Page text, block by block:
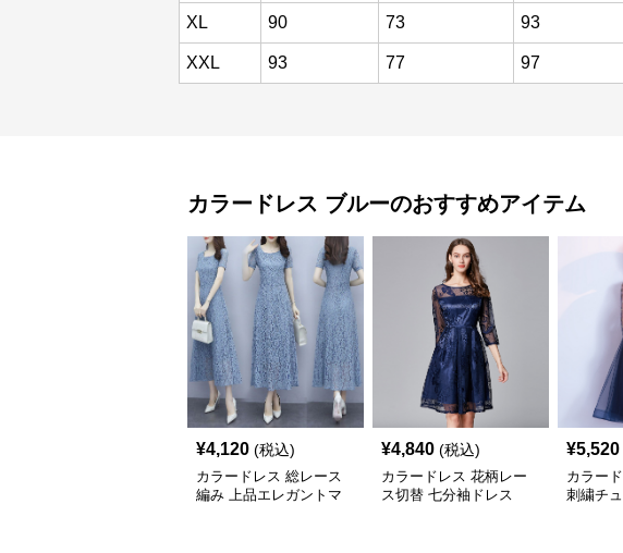
XL 90 73 93
XXL 93 77 97
カラードレス ブルーのおすすめアイテム
¥4,120 (税込)
カラードレス 総レース
編み 上品エレガントマ
¥4,840 (税込)
カラードレス 花柄レー
ス切替 七分袖ドレス
¥5,520
カラー
刺繍チ